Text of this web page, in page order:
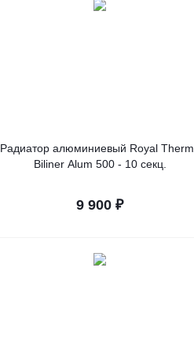
Радиатор алюминиевый Royal
Biliner Alum 500 - 10 секц.
9 900 ₽